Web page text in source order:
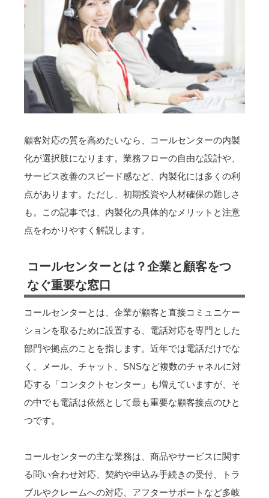
顧客対応の質を高めたいなら、コールセンターの内製
化が選択肢になります。業務フローの自由な設計や、
サービス改善のスピード感など、内製化には多くの利
点があります。ただし、初期投資や人材確保の難しさ
も。この記事では、内製化の具体的なメリットと注意
点をわかりやすく解説します。
コールセンターとは？企業と顧客をつ
なぐ重要な窓口
コールセンターとは、企業が顧客と直接コミュニケー
ションを取るために設置する、電話対応を専門とした
部門や拠点のことを指します。近年では電話だけでな
く、メール、チャット、SNSなど複数のチャネルに対
応する「コンタクトセンター」も増えていますが、そ
の中でも電話は依然として最も重要な顧客接点のひと
つです。
コールセンターの主な業務は、商品やサービスに関す
る問い合わせ対応、契約や申込み手続きの受付、トラ
ブルやクレームへの対応、アフターサポートなど多岐